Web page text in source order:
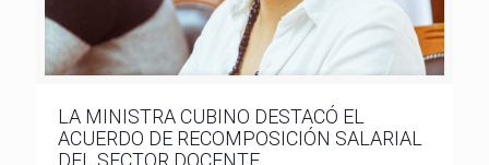
LA MINISTRA CUBINO DESTACÓ EL
ACUERDO DE RECOMPOSICIÓN SALARIAL
DEL SECTOR DOCENTE